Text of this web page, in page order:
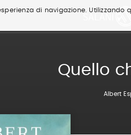
di navigazione.
Quello
Albert